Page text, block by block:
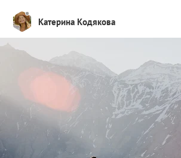
Катерина Кодякова